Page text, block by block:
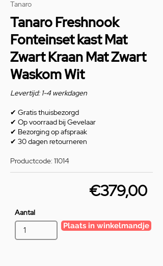
Tanaro
Tanaro Freshnook
Fonteinset kast Mat
Zwart Kraan Mat Zwart
Waskom Wit
Levertijd: 1-4 werkdagen
✔ Gratis thuisbezorgd
✔ Op voorraad bij Gevelaar
✔ Bezorging op afspraak
✔ 30 dagen retourneren
Productcode: 11014
€379,00
Aantal
Plaats in winkelmandje